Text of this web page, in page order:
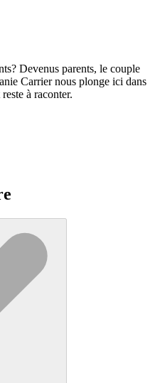
Devenus parents, le couple
Carrier nous plonge ici dans
à raconter.